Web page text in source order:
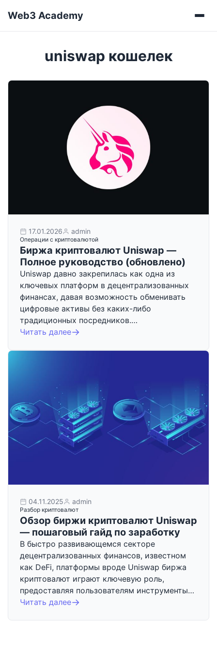
Web3 Academy
uniswap кошелек
17.01.2026 admin
Операции с криптовалютой
Биржа криптовалют Uniswap —
Полное руководство (обновлено)
Uniswap давно закрепилась как одна из
ключевых платформ в децентрализованных
финансах, давая возможность обменивать
цифровые активы без каких-либо
традиционных посредников.…
Читать далее
04.11.2025 admin
Разбор криптовалют
Обзор биржи криптовалют Uniswap
— пошаговый гайд по заработку
В быстро развивающемся секторе
децентрализованных финансов, известном
как DeFi, платформы вроде Uniswap биржа
криптовалют играют ключевую роль,
предоставляя пользователям инструменты…
Читать далее